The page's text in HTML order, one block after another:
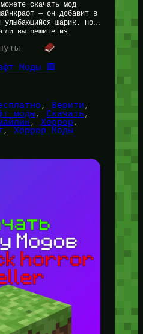
скачать мод
— он добавит в
улыбающийся шарик. Но
вы решите из
Моды 🟩
, Верити
моды, Скачать
, Хоррор
, Хоррор Моды